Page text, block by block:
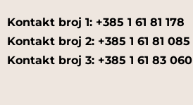
Kontakt broj 1: +385 1 61 81 178
Kontakt broj 2: +385 1 61 81 085
Kontakt broj 3: +385 1 61 83 060